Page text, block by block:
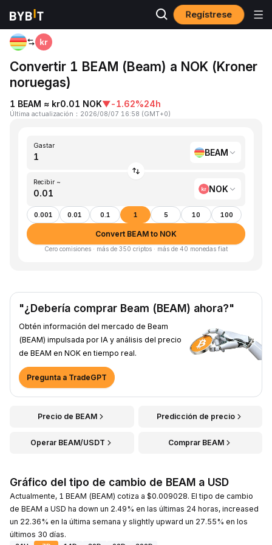
Regístrese
Inicio BEAM to NOK
Convertir 1 BEAM (Beam) a NOK (Kroner
noruegas)
1 BEAM ≈ kr0.01 NOK▼-1.62%24h
Última actualización ： 2026/08/07 16:58 (GMT+0)
Gastar
BEAM
Recibir ~
NOK
0.001 0.01 0.1 1 5 10 100
Convert BEAM to NOK
Cero comisiones · más de 350 criptos · más de 40 monedas fiat
"¿Debería comprar Beam (BEAM) ahora?"
Obtén información del mercado de Beam
(BEAM) impulsada por IA y análisis del precio
de BEAM en NOK en tiempo real.
Pregunta a TradeGPT
Precio de BEAM Predicción de precio
Operar BEAM/USDT Comprar BEAM
Gráfico del tipo de cambio de BEAM a USD
Actualmente, 1 BEAM (BEAM) cotiza a $0.009028. El tipo de cambio
de BEAM a USD ha down un 2.49% en las últimas 24 horas, increased
un 22.36% en la última semana y slightly upward un 27.55% en los
últimos 30 días.